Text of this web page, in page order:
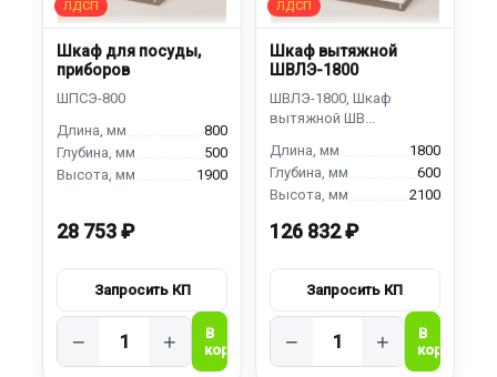
Шкаф для посуды,
приборов
800
500
1900
28 753 ₽
− +
Шкаф вытяжной
ШВЛЭ-1800
1800
600
2100
126 832 ₽
− +